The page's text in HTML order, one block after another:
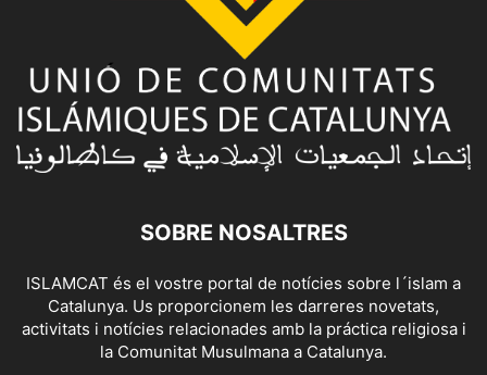
SOBRE NOSALTRES
ISLAMCAT és el vostre portal de notícies sobre l´islam a
Catalunya. Us proporcionem les darreres novetats,
activitats i notícies relacionades amb la práctica religiosa i
la Comunitat Musulmana a Catalunya.